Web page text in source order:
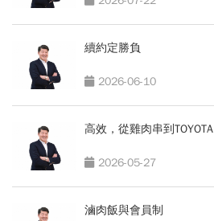
續約定勝負
2026-06-10
高效，從雞肉串到TOYOTA
2026-05-27
滷肉飯與會員制